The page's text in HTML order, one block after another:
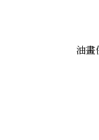
油畫